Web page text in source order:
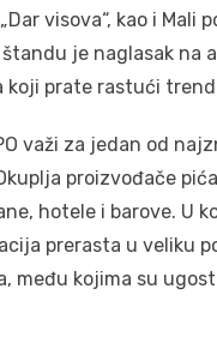
visova“, kao i Mali
štandu je naglasak
koji prate rastući
važi za jedan od
proizvođače
hotele i barove. U
prerasta u veliku
među kojima su